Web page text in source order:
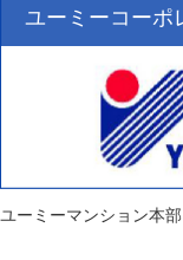
ユーミーコーポ
ユーミーマンション本部